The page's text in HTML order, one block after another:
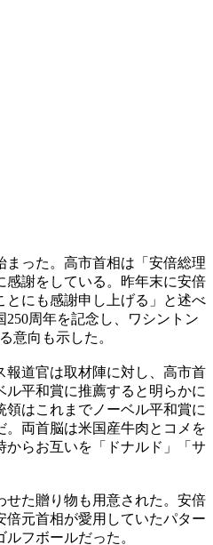
った。高市首相は「安倍総理
感謝をしている。昨年末に安倍
とにも感謝申し上げる」と述べ
周年を記念し、ワシントン
意向も示した。
報道官は取材陣に対し、高市首
平和賞に推薦すると明らかに
領はこれまでノーベル平和賞に
両首脳は米国産牛肉とコメを
らお互いを「ドナルド」「サ
せた贈り物も用意された。安倍
倍元首相が愛用していたパター
フボールだった。